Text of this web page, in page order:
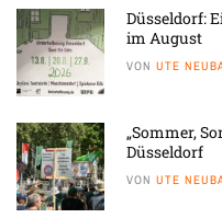
Düsseldorf:
im August
VON UTE
„Sommer,
Düsseldorf
VON UTE